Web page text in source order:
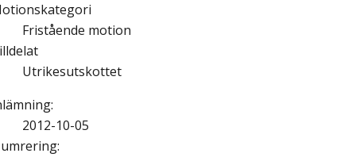
Fristående motion
Utrikesutskottet
:
2012-10-05
: